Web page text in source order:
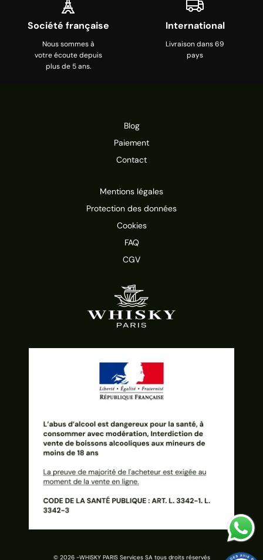
Société française
Nous sommes à
votre écoute depuis
plus de 5 ans.
International
Livraison dans 69
pays
Blog
Paiement
Contact
Mentions légales
Protection des données
Cookies
FAQ
CGV
© 2026 -WHISKY PARIS Services SA tous droits réservés